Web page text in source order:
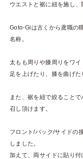
ウエストと裾に紐を施し、
Goto-Giは古くから鳶職の
名称。
太もも周りや膝周りをワイ
足を上げたり、膝を曲げ
また、裾を紐で絞ること
召し頂けます。
フロント/バック/サイドの
しました。
加えて、両サイドに貼り